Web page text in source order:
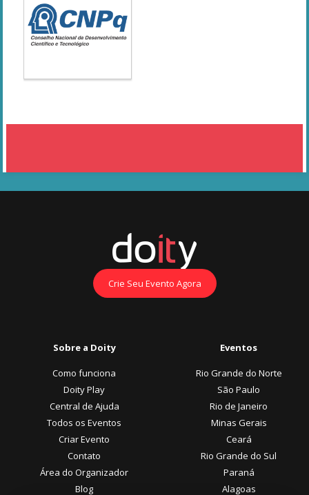
Crie Seu Evento Agora
Sobre a Doity
Como funciona
Doity Play
Central de Ajuda
Todos os Eventos
Criar Evento
Contato
Área do Organizador
Blog
Eventos
Rio Grande do Norte
São Paulo
Rio de Janeiro
Minas Gerais
Ceará
Rio Grande do Sul
Paraná
Alagoas